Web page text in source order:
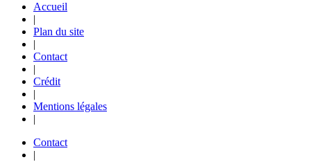
Accueil
|
Plan du site
|
Contact
|
Crédit
|
Mentions légales
|
Contact
|